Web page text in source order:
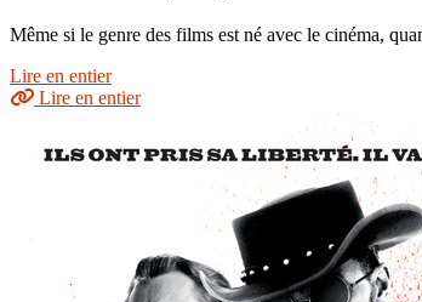
Même si le genre des films est né avec le cinéma,
Lire en entier
Lire en entier